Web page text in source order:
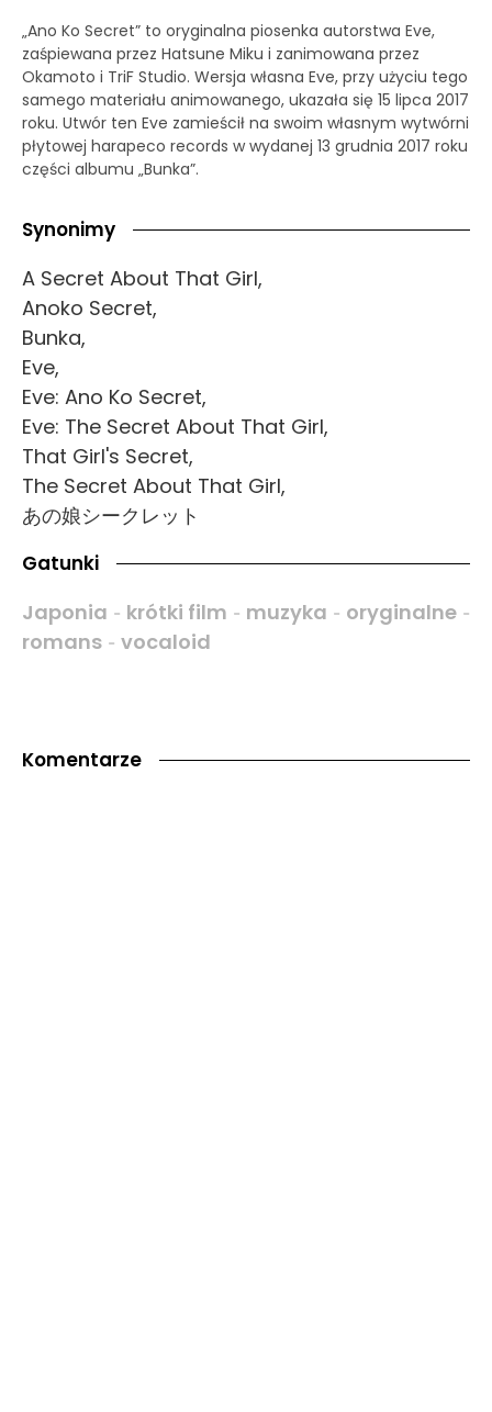
„Ano Ko Secret” to oryginalna piosenka autorstwa Eve,
zaśpiewana przez Hatsune Miku i zanimowana przez
Okamoto i TriF Studio. Wersja własna Eve, przy użyciu tego
samego materiału animowanego, ukazała się 15 lipca 2017
roku. Utwór ten Eve zamieścił na swoim własnym wytwórni
płytowej harapeco records w wydanej 13 grudnia 2017 roku
części albumu „Bunka”.
Synonimy
A Secret About That Girl,
Anoko Secret,
Bunka,
Eve,
Eve: Ano Ko Secret,
Eve: The Secret About That Girl,
That Girl's Secret,
The Secret About That Girl,
あの娘シークレット
Gatunki
Japonia - krótki film - muzyka - oryginalne -
romans - vocaloid
Komentarze